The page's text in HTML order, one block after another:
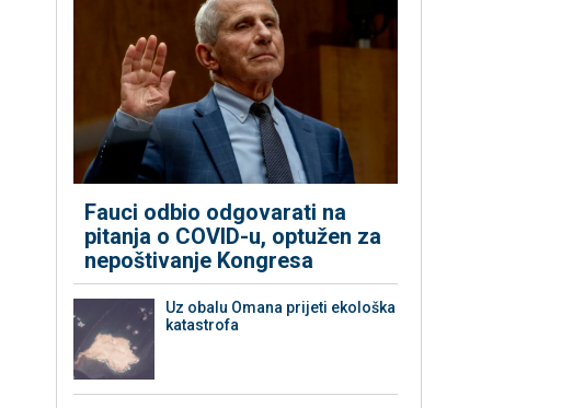
Fauci odbio odgovarati na
pitanja o COVID-u, optužen za
nepoštivanje Kongresa
Uz obalu Omana prijeti ekološka
katastrofa